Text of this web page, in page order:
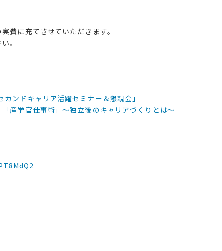
費に充てさせていただきます。
。
ンドキャリア活躍セミナー＆懇親会」
産学官仕事術」〜独立後のキャリアづくりとは〜